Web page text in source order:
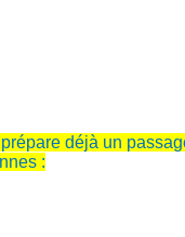
déjà un
: